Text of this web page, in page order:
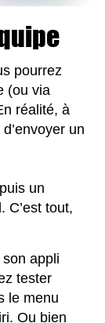
pourrez
(ou via
réalité, à
un
un
C’est tout,
appli
tester
le menu
Ou bien